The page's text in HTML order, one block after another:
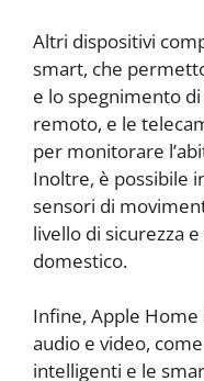
Altri dispositivi
smart, che
e lo spegnimento
remoto, e le
per monitorare
Inoltre, è possibile
sensori di
livello di sicurezza
domestico.
Infine, Apple
audio e video,
intelligenti e le